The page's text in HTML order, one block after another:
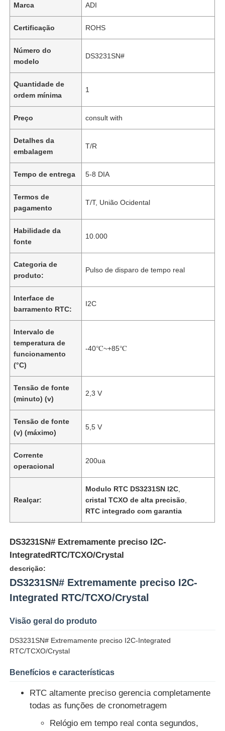
Produtos
Vídeos
Marca ADI
Certificação ROHS
Número do
modelo
DS3231SN#
Quantidade de
ordem mínima
1
Preço consult with
Detalhes da
embalagem
T/R
Tempo de entrega 5-8 DIA
Termos de
pagamento
T/T, União Ocidental
Habilidade da
fonte
10.000
Categoria de
produto:
Pulso de disparo de tempo real
Interface de
barramento RTC:
I2C
Intervalo de
temperatura de
funcionamento
(°C)
-40℃~+85℃
Tensão de fonte
(minuto) (v)
2,3 V
Tensão de fonte
(v) (máximo)
5,5 V
Corrente
operacional
200ua
Realçar:
Modulo RTC DS3231SN I2C
cristal TCXO de alta precisão
RTC integrado com garantia
DS3231SN# Extremamente preciso I2C-
IntegratedRTC/TCXO/Crystal
descrição:
DS3231SN# Extremamente preciso I2C-
Integrated RTC/TCXO/Crystal
Visão geral do produto
DS3231SN# Extremamente preciso I2C-Integrated
RTC/TCXO/Crystal
Benefícios e características
RTC altamente preciso gerencia completamente
todas as funções de cronometragem
Relógio em tempo real conta segundos,